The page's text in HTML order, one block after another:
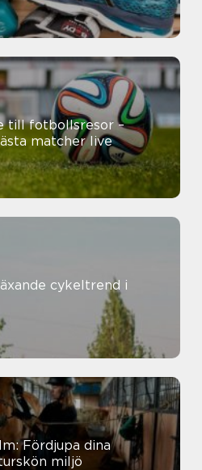
till fotbollsresor –
matcher live
cykeltrend i
Fördjupa dina
miljö